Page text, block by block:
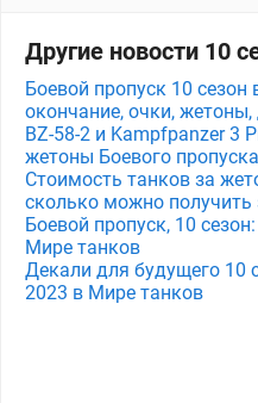
Другие новости 10
Боевой пропуск 10
окончание, очки,
BZ-58-2 и Kampfpanzer 3
жетоны Боевого
Стоимость танков за
сколько можно
Боевой пропуск, 10
Мире танков
Декали для будущего 10
2023 в Мире танков